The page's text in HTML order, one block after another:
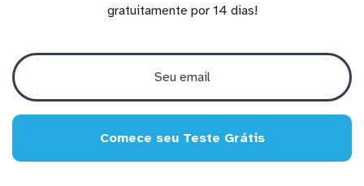
gratuitamente por 14 dias!
Comece seu Teste Grátis